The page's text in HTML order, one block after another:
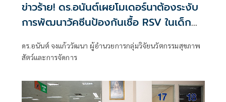
ข่าวร้าย! ดร.อนันต์เผยโมเดอร์นาต้องระงับ
การพัฒนาวัคซีนป้องกันเชื้อ RSV ในเด็ก
ดร.อนันต์ จงแก้ววัฒนา ผู้อำนวยการกลุ่มวิจัยนวัตกรรมสุขภาพ
สัตว์และการจัดการ